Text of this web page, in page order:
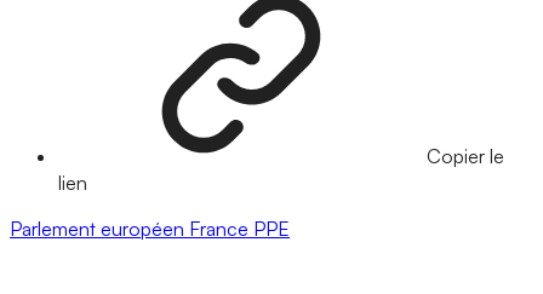
Copier le
lien
Parlement européen France PPE